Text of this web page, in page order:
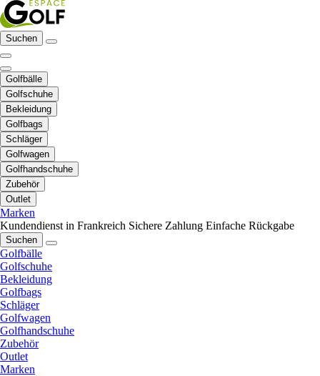
Suchen
Golfbälle
Golfschuhe
Bekleidung
Golfbags
Schläger
Golfwagen
Golfhandschuhe
Zubehör
Outlet
Marken
Kundendienst in Frankreich Sichere Zahlung Einfache Rückgabe
Suchen
Golfbälle
Golfschuhe
Bekleidung
Golfbags
Schläger
Golfwagen
Golfhandschuhe
Zubehör
Outlet
Marken